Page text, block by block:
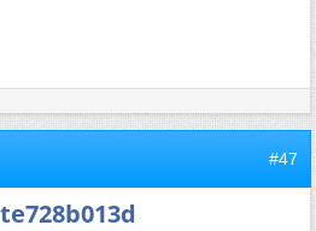
#47